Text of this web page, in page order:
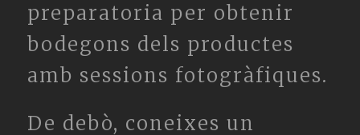
preparatoria per obtenir
bodegons dels productes
amb sessions fotogràfiques.
De debò, coneixes un